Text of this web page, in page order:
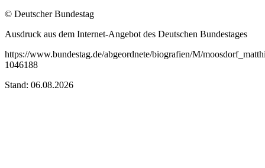
© Deutscher Bundestag
Ausdruck aus dem Internet-Angebot des Deutschen Bundestages
https://www.bundestag.de/abgeordnete/biografien/M/
1046188
Stand: 06.08.2026